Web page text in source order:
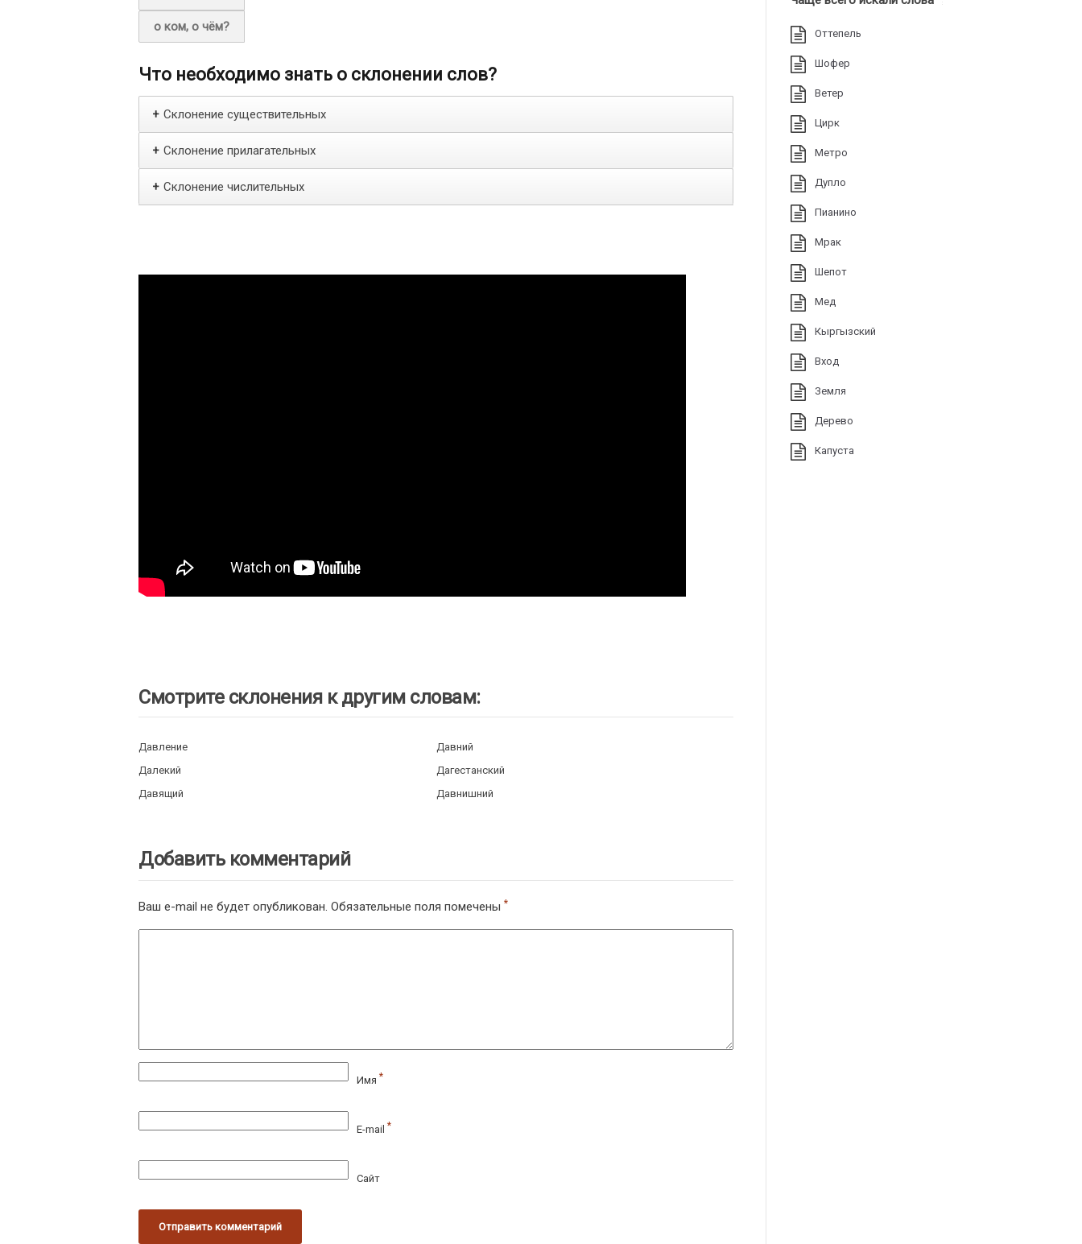
о ком, о чём?
Что необходимо знать о склонении слов?
+ Склонение существительных
+ Склонение прилагательных
+ Склонение числительных
Смотрите склонения к другим словам:
Давление
Давний
Далекий
Дагестанский
Давящий
Давнишний
Добавить комментарий
Ваш e-mail не будет опубликован. Обязательные поля помечены *
Имя *
E-mail *
Сайт
Оттепель
Шофер
Ветер
Цирк
Метро
Дупло
Пианино
Мрак
Шепот
Мед
Кыргызский
Вход
Земля
Дерево
Капуста